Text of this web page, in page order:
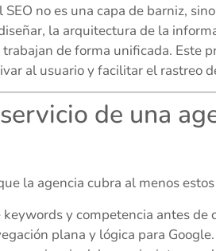
no es una capa de barniz,
la arquitectura de la
de forma unificada. Este
al usuario y facilitar el rastreo
de una
la agencia cubra al menos
y competencia antes de
plana y lógica para Google.